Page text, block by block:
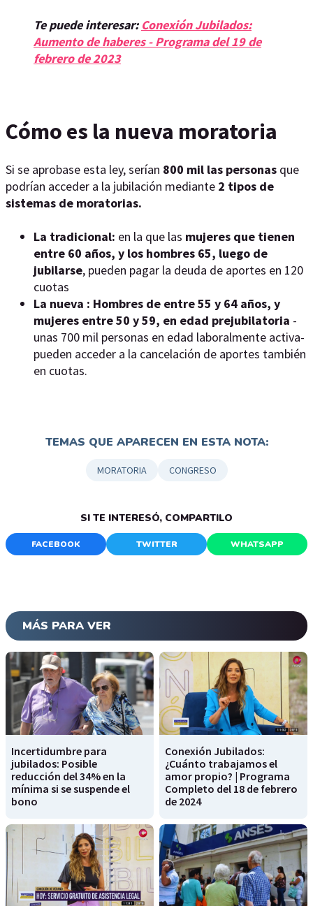
Te puede interesar:Conexión Jubilados:
Aumento de haberes - Programa del 19 de
febrero de 2023
Cómo es la nueva moratoria
Si se aprobase esta ley, serían 800 mil las personas que
podrían acceder a la jubilación mediante 2 tipos de
sistemas de moratorias.
La tradicional: en la que las mujeres que tienen
entre 60 años, y los hombres 65, luego de
jubilarse, pueden pagar la deuda de aportes en 120
cuotas
La nueva : Hombres de entre 55 y 64 años, y
mujeres entre 50 y 59, en edad prejubilatoria -
unas 700 mil personas en edad laboralmente activa-
pueden acceder a la cancelación de aportes también
en cuotas.
TEMAS QUE APARECEN EN ESTA NOTA:
MORATORIA CONGRESO
SI TE INTERESÓ, COMPARTILO
FACEBOOK TWITTER WHATSAPP
MÁS PARA VER
Incertidumbre para
jubilados: Posible
reducción del 34% en la
mínima si se suspende el
bono
Conexión Jubilados:
¿Cuánto trabajamos el
amor propio? | Programa
Completo del 18 de febrero
de 2024